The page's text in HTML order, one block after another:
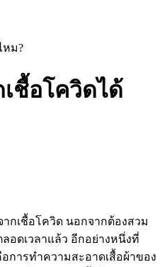
ชื้อโควิดได้
โควิด นอกจากต้องสวม
อดเวลาแล้ว อีกอย่างหนึ่งที่
ารทำความสะอาดเสื้อผ้าของ